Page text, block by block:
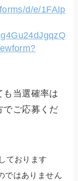
d/e/1FAIp
当選確率は
でご応募くだ
ております
ではありません